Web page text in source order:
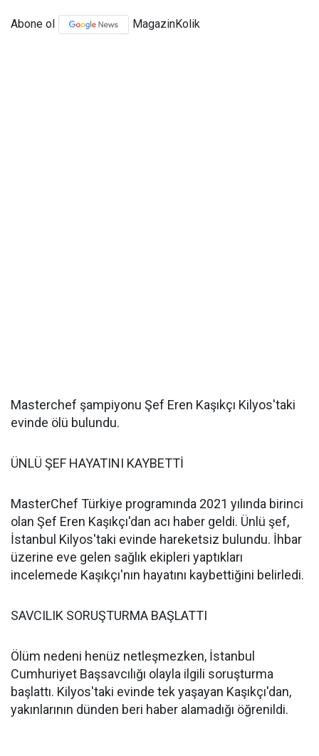
Abone ol MagazinKolik
Masterchef şampiyonu Şef Eren Kaşıkçı Kilyos'taki
evinde ölü bulundu.
ÜNLÜ ŞEF HAYATINI KAYBETTİ
MasterChef Türkiye programında 2021 yılında birinci
olan Şef Eren Kaşıkçı'dan acı haber geldi. Ünlü şef,
İstanbul Kilyos'taki evinde hareketsiz bulundu. İhbar
üzerine eve gelen sağlık ekipleri yaptıkları
incelemede Kaşıkçı'nın hayatını kaybettiğini belirledi.
SAVCILIK SORUŞTURMA BAŞLATTI
Ölüm nedeni henüz netleşmezken, İstanbul
Cumhuriyet Başsavcılığı olayla ilgili soruşturma
başlattı. Kilyos'taki evinde tek yaşayan Kaşıkçı'dan,
yakınlarının dünden beri haber alamadığı öğrenildi.